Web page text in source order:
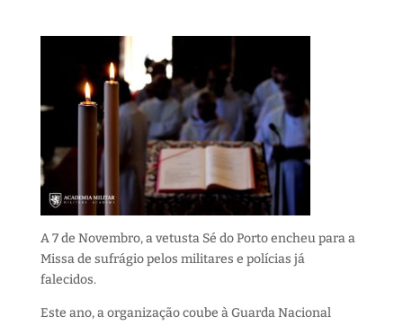
A 7 de Novembro, a vetusta Sé do Porto encheu para a
Missa de sufrágio pelos militares e polícias já
falecidos.
Este ano, a organização coube à Guarda Nacional